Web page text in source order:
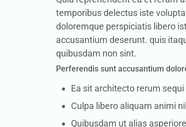
temporibus delectus iste
doloremque perspiciatis libero
accusantium deserunt. quis
quibusdam non sint.
Perferendis sunt accusantium
Ea sit architecto rerum sequi
Culpa libero aliquam animi
Quibusdam ut alias